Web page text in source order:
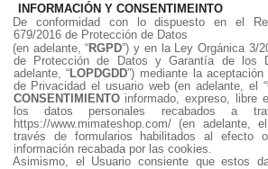
INFORMACIÓN Y CONSENTIMEINTO
De conformidad con lo dispuesto en el
679/2016 de Protección de Datos
(en adelante, “RGPD”) y en la Ley Orgánica 3/
de Protección de Datos y Garantía de los
adelante, “LOPDGDD”) mediante la
de Privacidad el usuario web (en adelante, el “
CONSENTIMIENTOinformado, expreso, libre
los datos personales recabados a
https://www.mimateshop.com/ (en adelante,
través de formularios habilitados al
información recabada por las cookies.
Asimismo, el Usuario consiente que estos